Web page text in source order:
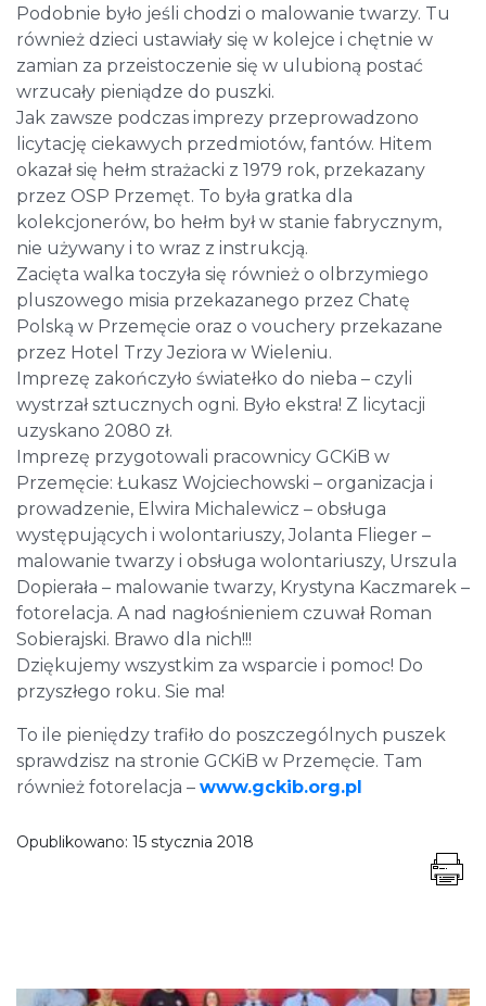
Podobnie było jeśli chodzi o malowanie twarzy. Tu
również dzieci ustawiały się w kolejce i chętnie w
zamian za przeistoczenie się w ulubioną postać
wrzucały pieniądze do puszki.
Jak zawsze podczas imprezy przeprowadzono
licytację ciekawych przedmiotów, fantów. Hitem
okazał się hełm strażacki z 1979 rok, przekazany
przez OSP Przemęt. To była gratka dla
kolekcjonerów, bo hełm był w stanie fabrycznym,
nie używany i to wraz z instrukcją.
Zacięta walka toczyła się również o olbrzymiego
pluszowego misia przekazanego przez Chatę
Polską w Przemęcie oraz o vouchery przekazane
przez Hotel Trzy Jeziora w Wieleniu.
Imprezę zakończyło światełko do nieba – czyli
wystrzał sztucznych ogni. Było ekstra! Z licytacji
uzyskano 2080 zł.
Imprezę przygotowali pracownicy GCKiB w
Przemęcie: Łukasz Wojciechowski – organizacja i
prowadzenie, Elwira Michalewicz – obsługa
występujących i wolontariuszy, Jolanta Flieger –
malowanie twarzy i obsługa wolontariuszy, Urszula
Dopierała – malowanie twarzy, Krystyna Kaczmarek –
fotorelacja. A nad nagłośnieniem czuwał Roman
Sobierajski. Brawo dla nich!!!
Dziękujemy wszystkim za wsparcie i pomoc! Do
przyszłego roku. Sie ma!
To ile pieniędzy trafiło do poszczególnych puszek
sprawdzisz na stronie GCKiB w Przemęcie. Tam
również fotorelacja – www.gckib.org.pl
Opublikowano: 15 stycznia 2018